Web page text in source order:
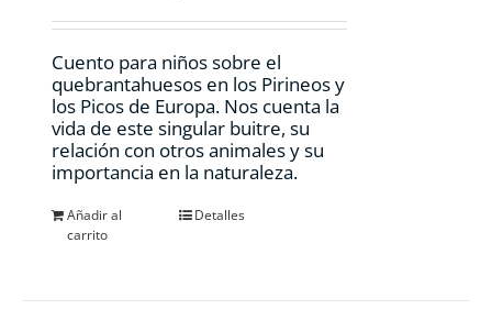
Cuento para niños sobre el
quebrantahuesos en los Pirineos y
los Picos de Europa. Nos cuenta la
vida de este singular buitre, su
relación con otros animales y su
importancia en la naturaleza.
Añadir al
carrito
Detalles